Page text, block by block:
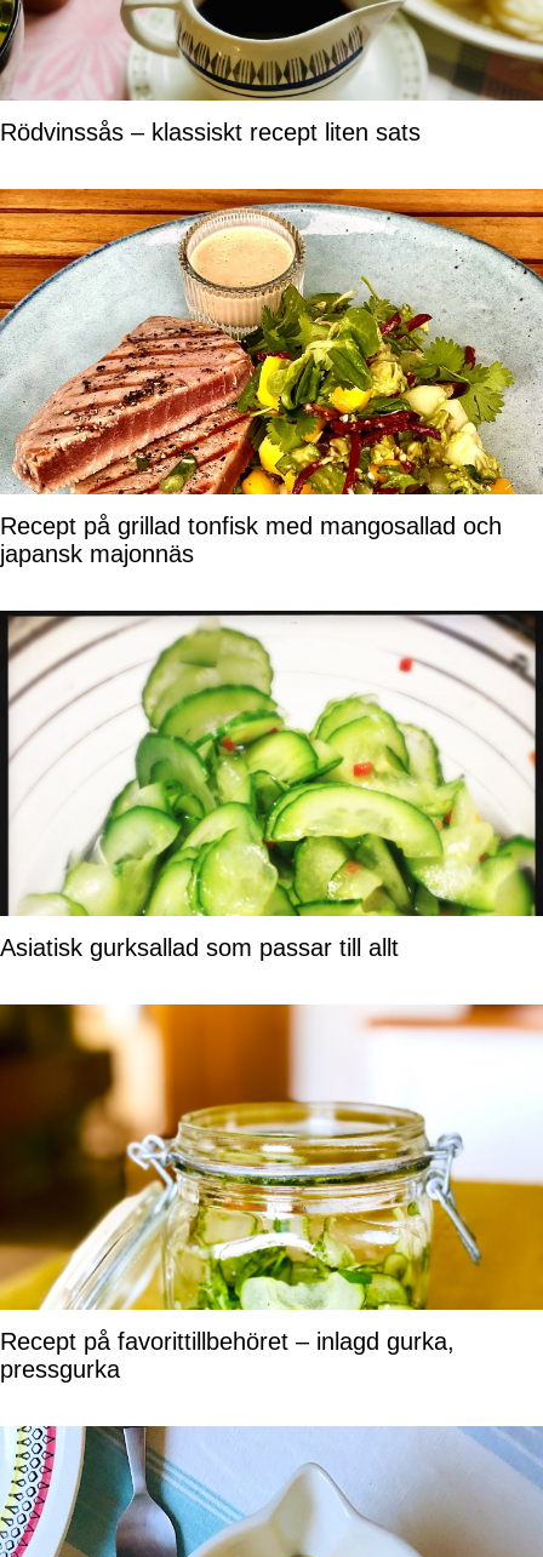
Rödvinssås – klassiskt recept liten sats
Recept på grillad tonfisk med mangosallad och
japansk majonnäs
Asiatisk gurksallad som passar till allt
Recept på favorittillbehöret – inlagd gurka,
pressgurka